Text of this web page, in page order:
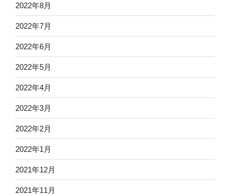
2022年8月
2022年7月
2022年6月
2022年5月
2022年4月
2022年3月
2022年2月
2022年1月
2021年12月
2021年11月